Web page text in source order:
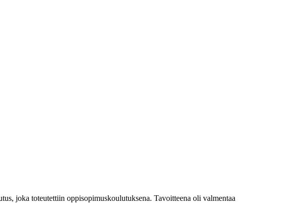
joka toteutettiin oppisopimuskoulutuksena. Tavoitteena oli valmentaa